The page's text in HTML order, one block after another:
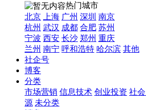
热门城市
北京
上海 广州 深圳 南京
杭州 武汉 成都 合肥 苏州
宁波 西安 长沙 郑州 重庆
兰州 南宁 呼和浩特 哈尔滨 其他
社企号
博客
分类
市场营销 信息技术 创业投资 社
源 未分类